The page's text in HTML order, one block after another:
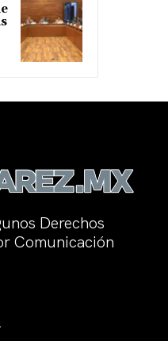
Derechos
Comunicación